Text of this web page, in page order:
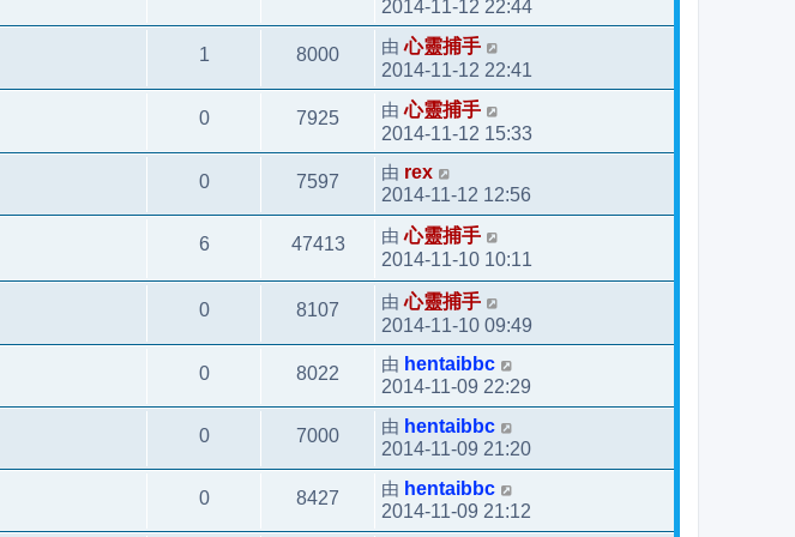
2014-11-12 22:44
1 8000 由心靈捕手
2014-11-12 22:41
0 7925 由心靈捕手
2014-11-12 15:33
0 7597 由 rex
2014-11-12 12:56
6 47413 由心靈捕手
2014-11-10 10:11
0 8107 由心靈捕手
2014-11-10 09:49
0 8022 由 hentaibbc
2014-11-09 22:29
0 7000 由 hentaibbc
2014-11-09 21:20
0 8427 由 hentaibbc
2014-11-09 21:12